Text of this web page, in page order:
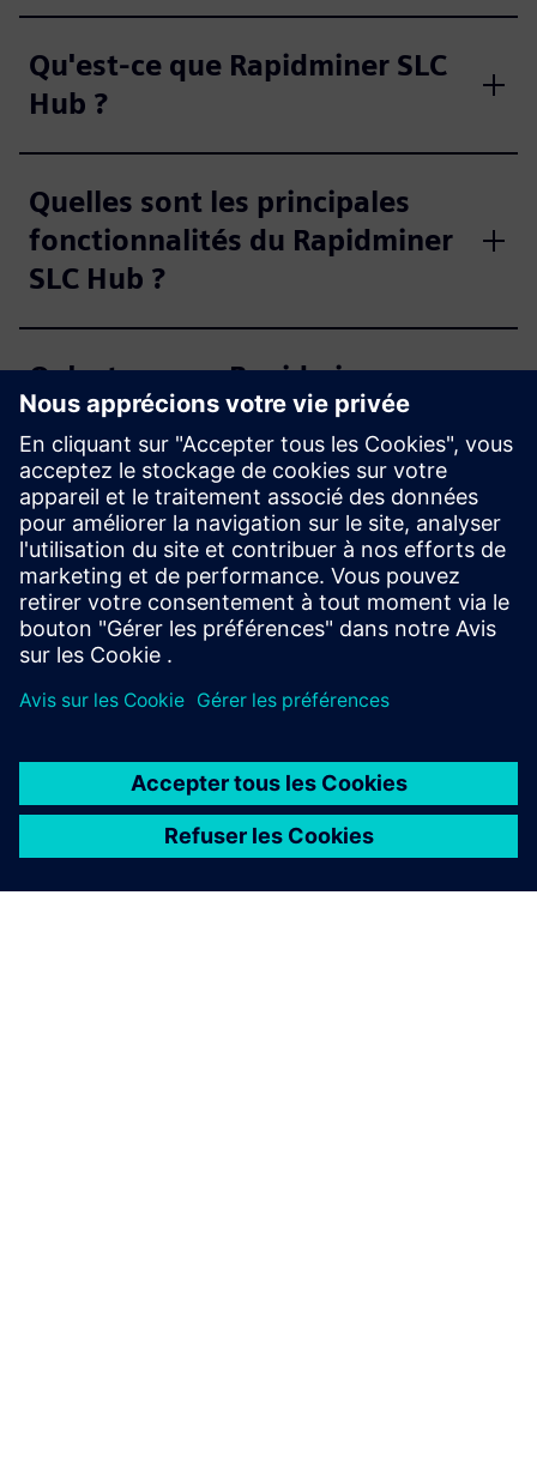
Qu'est-ce que Rapidminer SLC
Hub ?
Quelles sont les principales
fonctionnalités du Rapidminer
SLC Hub ?
Qu'est-ce que Rapidminer
Analytics Workbench ?
Quelles sont les principales
fonctionnalités de Rapidminer
Analytics Workbench ?